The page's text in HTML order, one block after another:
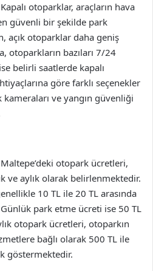
otoparklar, araçların hava
güvenli bir şekilde park
açık otoparklar daha geniş
otoparkların bazıları 7/24
belirli saatlerde kapalı
göre farklı seçenekler
ve yangın güvenliği
otopark ücretleri,
ve aylık olarak belirlenmektedir.
10 TL ile 20 TL arasında
park etme ücreti ise 50 TL
otopark ücretleri, otoparkın
bağlı olarak 500 TL ile
göstermektedir.